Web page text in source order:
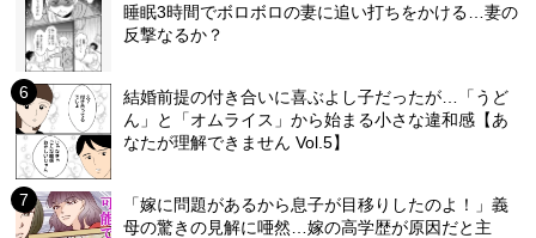
睡眠3時間でボロボロの妻に追い打ちをかける…妻の
反撃なるか？
結婚前提の付き合いに喜ぶよし子だったが…「うど
ん」と「オムライス」から始まる小さな違和感【あ
なたが理解できません Vol.5】
「嫁に問題があるから息子が目移りしたのよ！」義
母の驚きの見解に唖然…嫁の高学歴が原因だと主